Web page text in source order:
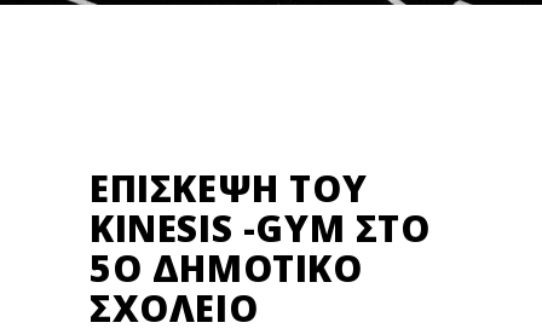
ΕΠΊΣΚΕΨΗ ΤΟΥ
KINESIS -GYM ΣΤΟ
5Ο ΔΗΜΟΤΙΚΌ
ΣΧΟΛΕΊΟ